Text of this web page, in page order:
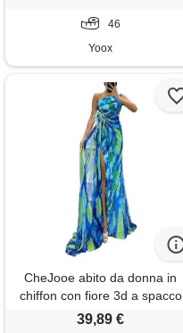
46
Yoox
CheJooe abito da donna in
chiffon con fiore 3d a spacco
alto lungo in tulle, abito da
39,89 €